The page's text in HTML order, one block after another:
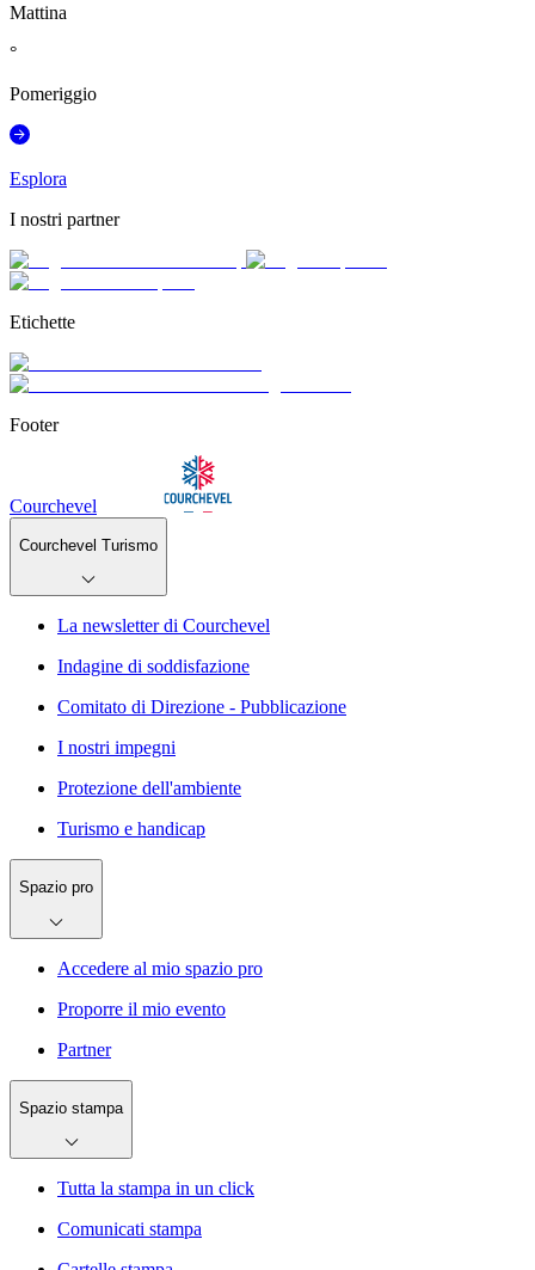
Mattina
°
Pomeriggio
Esplora
I nostri partner
Etichette
Footer
Courchevel
Courchevel Turismo
La newsletter di Courchevel
Indagine di soddisfazione
Comitato di Direzione - Pubblicazione
I nostri impegni
Protezione dell'ambiente
Turismo e handicap
Spazio pro
Accedere al mio spazio pro
Proporre il mio evento
Partner
Spazio stampa
Tutta la stampa in un click
Comunicati stampa